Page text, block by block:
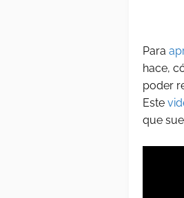
Para
hace,
poder
Este
que